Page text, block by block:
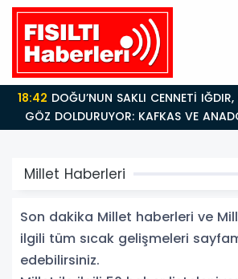
18:26Fısıltı Haberleri Iğdır Tanıtımları Devam Ediyor:
Türkiye’nin Doğu Kapısı Iğdır’ın
Keşfedilmeyi
Millet Haberleri
Son dakika Millet haberleri ve
ilgili tüm sıcak gelişmeleri
edebilirsiniz.